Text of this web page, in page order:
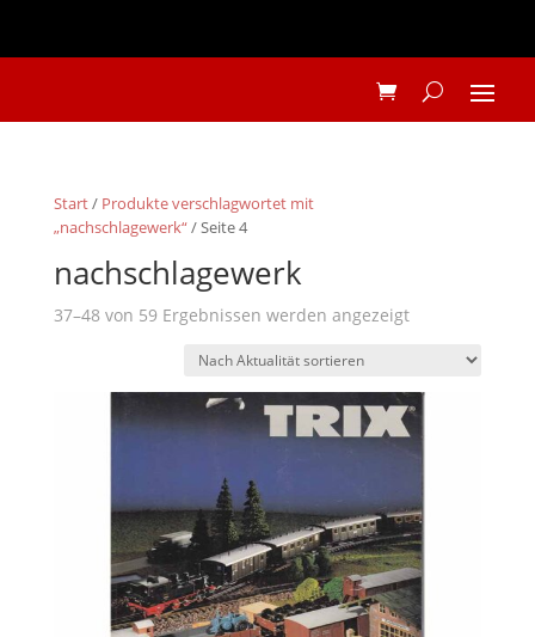
Start/ Produkte verschlagwortet mit
„nachschlagewerk“/ Seite 4
nachschlagewerk
37–48 von 59 Ergebnissen werden angezeigtNach
sortiert